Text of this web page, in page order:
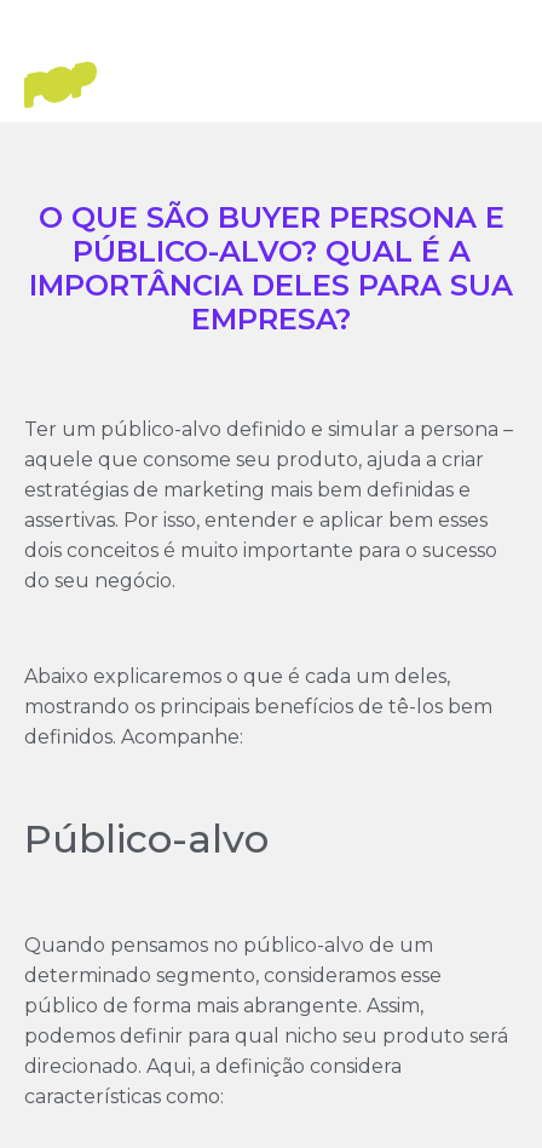
O QUE SÃO BUYER PERSONA E
PÚBLICO-ALVO? QUAL É A
IMPORTÂNCIA DELES PARA SUA
EMPRESA?
Ter um público-alvo definido e simular a persona –
aquele que consome seu produto, ajuda a criar
estratégias de marketing mais bem definidas e
assertivas. Por isso, entender e aplicar bem esses
dois conceitos é muito importante para o sucesso
do seu negócio.
Abaixo explicaremos o que é cada um deles,
mostrando os principais benefícios de tê-los bem
definidos. Acompanhe:
Público-alvo
Quando pensamos no público-alvo de um
determinado segmento, consideramos esse
público de forma mais abrangente. Assim,
podemos definir para qual nicho seu produto será
direcionado. Aqui, a definição considera
características como: